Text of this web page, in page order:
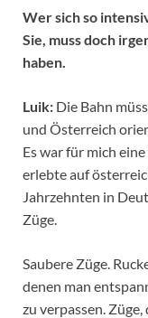
Wer sich so
Sie, muss doch
haben.
Luik: Die Bahn
und Österreich
Es war für mich
erlebte auf
Jahrzehnten in
Züge.
Saubere Züge.
denen man
zu verpassen.